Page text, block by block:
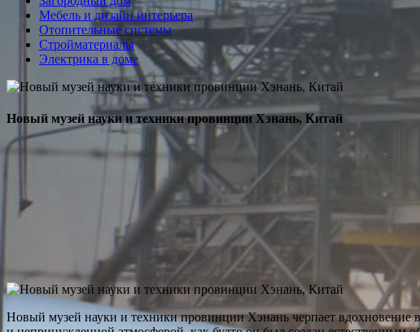
Мебель и дизайн интерьера
Отопительные системы
Стройматериалы
Электрика в доме
Новый музей науки и техники провинции Хэнань, Китай
Новый музей науки и техники провинции Хэнань черпает